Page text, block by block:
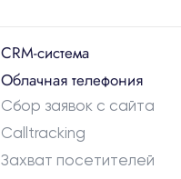
CRM-система
Облачная телефония
Сбор заявок с сайта
Calltracking
Захват посетителей